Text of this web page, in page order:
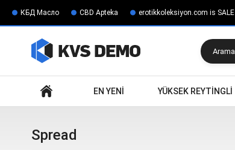
КБД Масло CBD Apteka erotikkoleksiyon.com is SALE
EN YENI YÜKSEK REYTINGLI
Spread